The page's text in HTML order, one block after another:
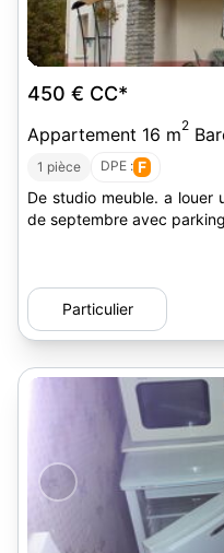
450 € CC*
Appartement 16 m2
1 pièce DPE : F
De studio meuble. a louer
de septembre avec parking
Particulier